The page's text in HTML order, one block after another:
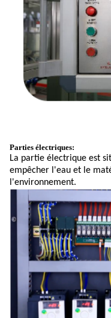
Parties électriques:
La partie électrique est
empêcher l'eau et le
l'environnement.